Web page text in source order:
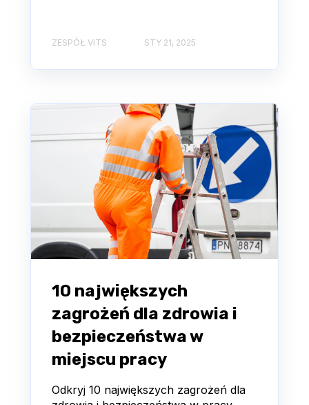
ZESPÓŁ VITS STY 21, 2025
10 największych
zagrożeń dla zdrowia i
bezpieczeństwa w
miejscu pracy
Odkryj 10 największych zagrożeń dla